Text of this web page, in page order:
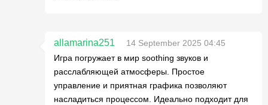
allamarina251
14 September 2025 04:45
Игра погружает в мир soothing звуков и
расслабляющей атмосферы. Простое
управление и приятная графика позволяют
насладиться процессом. Идеально подходит для